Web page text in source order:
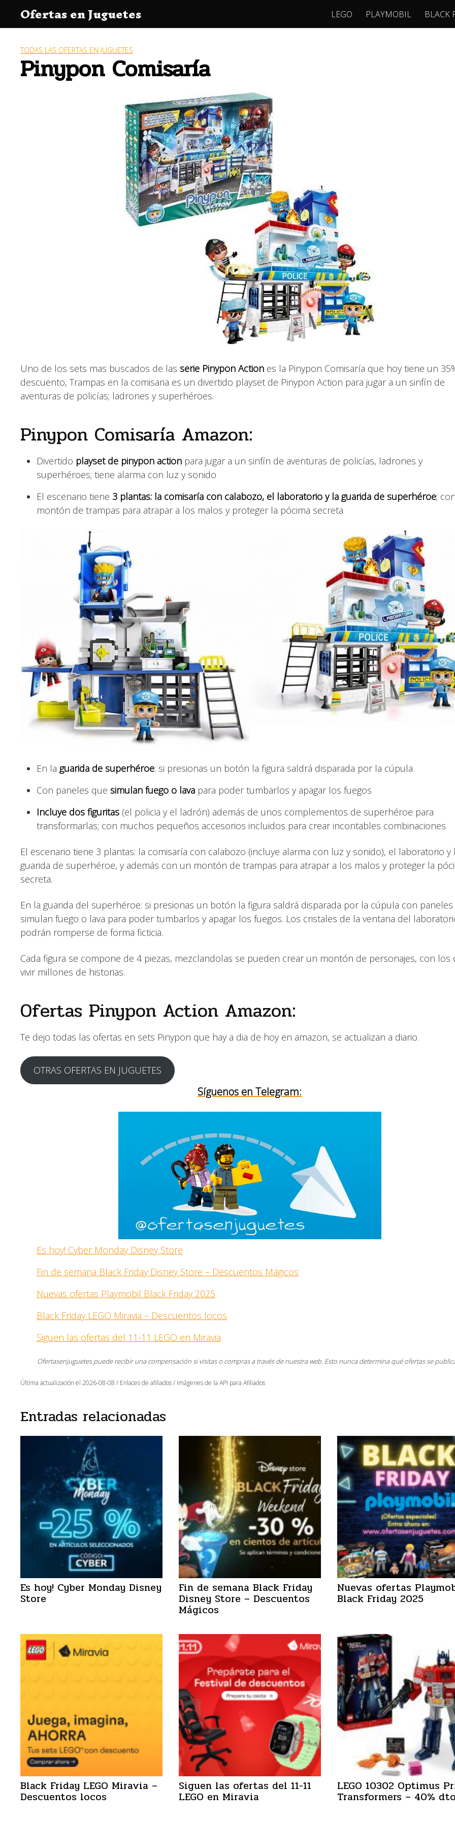
contenido
Ofertas en Juguetes LEGO PLAYMOBIL BLACK
TODAS LAS OFERTAS EN JUGUETES
Pinypon Comisaría
Uno de los sets mas buscados de las serie Pinypon Action es la Pinypon Comisaría que hoy tiene un
descuento, Trampas en la comisaria es un divertido playset de Pinypon Action para jugar a un sinfín de
aventuras de policías; ladrones y superhéroes.
Pinypon Comisaría Amazon:
Divertido playset de pinypon action para jugar a un sinfín de aventuras de policías, ladrones y
superhéroes; tiene alarma con luz y sonido
El escenario tiene 3 plantas: la comisaría con calabozo, el laboratorio y la guarida de superhéroe;
montón de trampas para atrapar a los malos y proteger la pócima secreta
En la guarida de superhéroe: si presionas un botón la figura saldrá disparada por la cúpula
Con paneles que simulan fuego o lava para poder tumbarlos y apagar los fuegos
Incluye dos figuritas (el policia y el ladrón) además de unos complementos de superhéroe para
transformarlas; con muchos pequeños accesorios incluidos para crear incontables combinaciones
El escenario tiene 3 plantas: la comisaría con calabozo (incluye alarma con luz y sonido), el laboratorio y
guarida de superhéroe, y además con un montón de trampas para atrapar a los malos y proteger la
secreta.
En la guarida del superhéroe: si presionas un botón la figura saldrá disparada por la cúpula con
simulan fuego o lava para poder tumbarlos y apagar los fuegos. Los cristales de la ventana del
podrán romperse de forma ficticia.
Cada figura se compone de 4 piezas, mezclandolas se pueden crear un montón de personajes, con los
vivir millones de historias.
Ofertas Pinypon Action Amazon:
Te dejo todas las ofertas en sets Pinypon que hay a dia de hoy en amazon, se actualizan a diario.
OTRAS OFERTAS EN JUGUETES
Síguenos en Telegram:
Es hoy! Cyber Monday Disney Store
Fin de semana Black Friday Disney Store – Descuentos Mágicos
Nuevas ofertas Playmobil Black Friday 2025
Black Friday LEGO Miravia – Descuentos locos
Siguen las ofertas del 11-11 LEGO en Miravia
Ofertasenjuguetes puede recibir una compensación si visitas o compras a través de nuestra web. Esto nunca determina qué ofertas se
Última actualización el 2026-08-08 / Enlaces de afiliados / Imágenes de la API para Afiliados
Entradas relacionadas
Es hoy! Cyber Monday Disney
Store
Fin de semana Black Friday
Disney Store – Descuentos
Mágicos
Nuevas ofertas
Black Friday 2025
Black Friday LEGO Miravia –
Descuentos locos
Siguen las ofertas del 11-11
LEGO en Miravia
LEGO 10302 Optimus
Transformers – 40%